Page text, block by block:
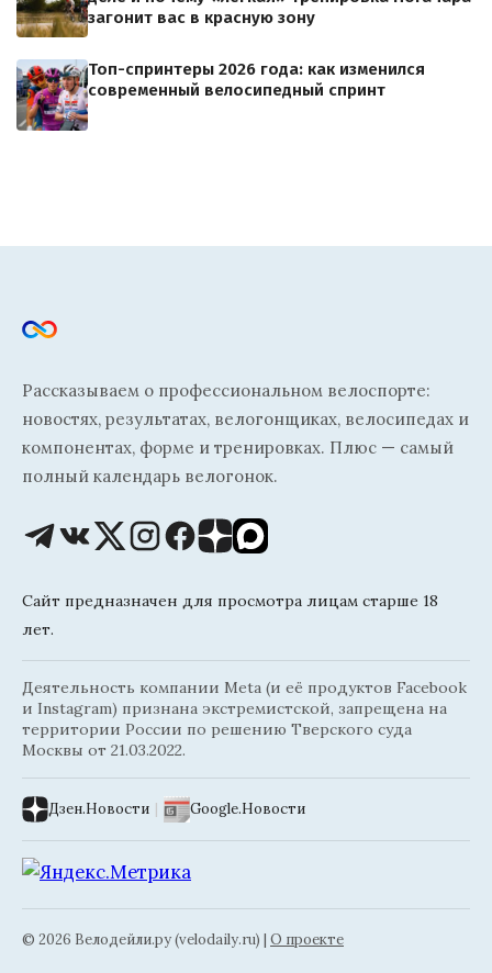
загонит вас в красную зону
Топ-спринтеры 2026 года: как изменился
современный велосипедный спринт
Рассказываем о профессиональном велоспорте:
новостях, результатах, велогонщиках, велосипедах и
компонентах, форме и тренировках. Плюс — самый
полный календарь велогонок.
Сайт предназначен для просмотра лицам старше 18
лет.
Деятельность компании Meta (и её продуктов Facebook
и Instagram) признана экстремистской, запрещена на
территории России по решению Тверского суда
Москвы от 21.03.2022.
Дзен.Новости | Google.Новости
© 2026 Велодейли.ру (velodaily.ru) | О проекте